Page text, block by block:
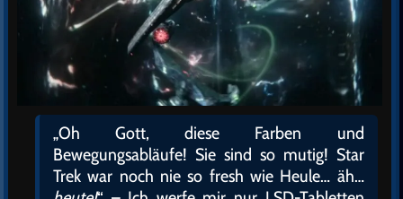
„Oh Gott, diese Farben und
Bewegungsabläufe! Sie sind so mutig! Star
Trek war noch nie so fresh wie Heule… äh…